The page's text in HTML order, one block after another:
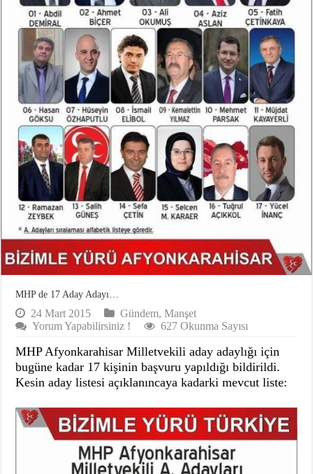
MHP de 17 Aday Adayı…
24 Mart 2015 Gündem,Manşet
Yorum Yapabilirsiniz !
627 Okunma Sayısı
MHP Afyonkarahisar Milletvekili aday adaylığı için
bugüne kadar 17 kişinin başvuru yapıldığı bildirildi.
Kesin aday listesi açıklanıncaya kadarki mevcut liste: